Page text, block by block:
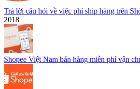
Trả lời câu hỏi về việc phí ship hàng trên
2018
Shopee Việt Nam bán hàng miễn phí vận